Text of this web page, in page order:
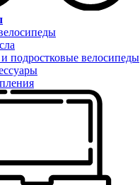
подростковые велосипеды